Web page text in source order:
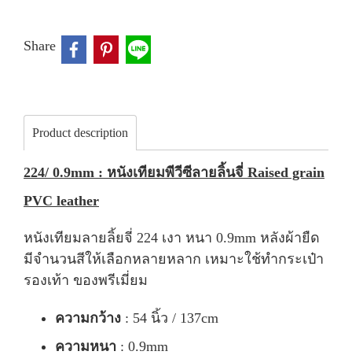
Share
Product description
224/ 0.9mm : หนังเทียมพีวีซีลายลิ้นจี่ Raised grain
PVC leather
หนังเทียมลายลิ้ยจี่ 224 เงา หนา 0.9mm หลังผ้ายืด
มีจำนวนสีให้เลือกหลายหลาก เหมาะใช้ทำกระเป๋า
รองเท้า ของพรีเมี่ยม
ความกว้าง : 54 นิ้ว / 137cm
ความหนา : 0.9mm